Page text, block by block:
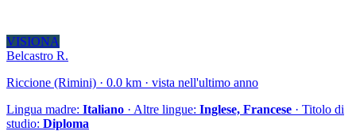
VISIONA
Belcastro R.
Riccione (Rimini) · 0.0 km · vista nell'ultimo anno
Lingua madre: Italiano · Altre lingue: Inglese, Francese · Titolo di
studio: Diploma